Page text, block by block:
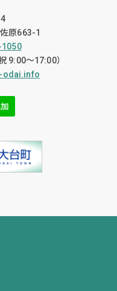
原663-1
9:00〜17:00）
odai.info